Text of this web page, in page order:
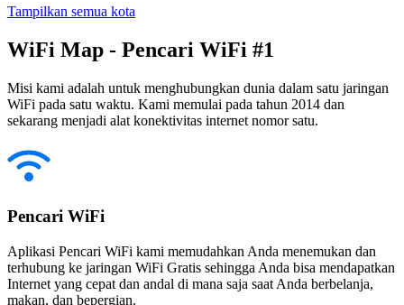
Tampilkan semua kota
WiFi Map - Pencari WiFi #1
Misi kami adalah untuk menghubungkan dunia dalam satu jaringan
WiFi pada satu waktu. Kami memulai pada tahun 2014 dan
sekarang menjadi alat konektivitas internet nomor satu.
Pencari WiFi
Aplikasi Pencari WiFi kami memudahkan Anda menemukan dan
terhubung ke jaringan WiFi Gratis sehingga Anda bisa mendapatkan
Internet yang cepat dan andal di mana saja saat Anda berbelanja,
makan, dan bepergian.